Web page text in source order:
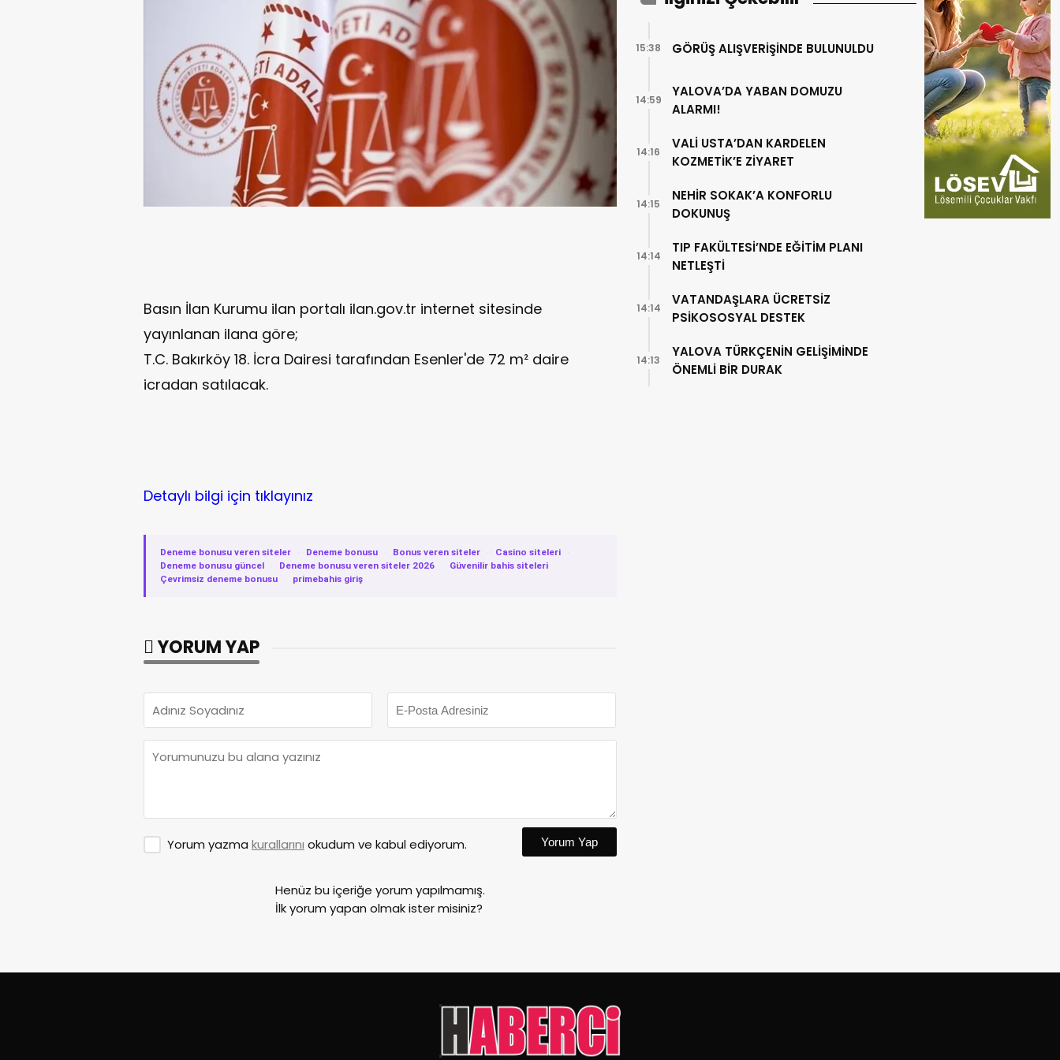
Basın İlan Kurumu ilan portalı ilan.gov.tr internet sitesinde
yayınlanan ilana göre;
T.C. Bakırköy 18. İcra Dairesi tarafından Esenler'de 72 m² daire
icradan satılacak.
Detaylı bilgi için tıklayınız
Deneme bonusu veren siteler · Deneme bonusu · Bonus veren siteler · Casino siteleri
·
Deneme bonusu güncel
· Deneme bonusu veren siteler 2026 · Güvenilir bahis siteleri
·
Çevrimsiz deneme bonusu
· primebahis giriş
YORUM YAP
Yorum yazma kurallarını okudum ve kabul ediyorum. Yorum Yap
Henüz bu içeriğe yorum yapılmamış.
İlk yorum yapan olmak ister misiniz?
GÖRÜŞ ALIŞVERİŞİNDE BULUNULDU
15:38
YALOVA’DA YABAN DOMUZU
ALARMI!
14:59
VALİ USTA’DAN KARDELEN
KOZMETİK’E ZİYARET
14:16
NEHİR SOKAK’A KONFORLU
DOKUNUŞ
14:15
TIP FAKÜLTESİ’NDE EĞİTİM PLANI
NETLEŞTİ
14:14
VATANDAŞLARA ÜCRETSİZ
PSİKOSOSYAL DESTEK
14:14
YALOVA TÜRKÇENİN GELİŞİMİNDE
ÖNEMLİ BİR DURAK
14:13